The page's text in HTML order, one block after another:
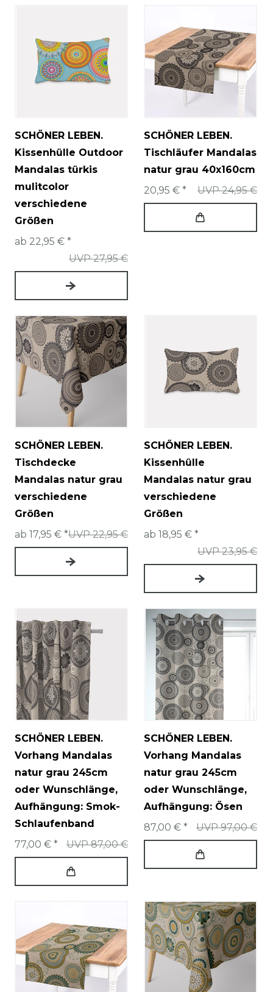
SCHÖNER LEBEN.
Kissenhülle Outdoor
Mandalas türkis
mulitcolor
verschiedene
Größen
UVP 27,95 €
ab 22,95 € *
SCHÖNER LEBEN.
Tischläufer Mandalas
natur grau 40x160cm
UVP 24,95 €
20,95 € *
SCHÖNER LEBEN.
Tischdecke
Mandalas natur grau
verschiedene
Größen
UVP 22,95 €
ab 17,95 € *
SCHÖNER LEBEN.
Kissenhülle
Mandalas natur grau
verschiedene
Größen
UVP 23,95 €
ab 18,95 € *
SCHÖNER LEBEN.
Vorhang Mandalas
natur grau 245cm
oder Wunschlänge,
Aufhängung: Smok-
Schlaufenband
UVP 87,00 €
77,00 € *
SCHÖNER LEBEN.
Vorhang Mandalas
natur grau 245cm
oder Wunschlänge,
Aufhängung: Ösen
UVP 97,00 €
87,00 € *